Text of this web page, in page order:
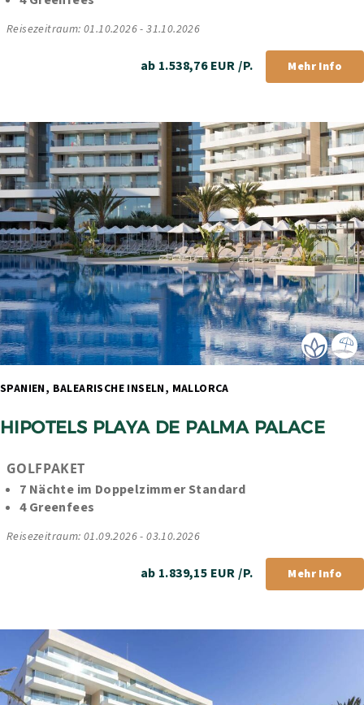
Reisezeitraum: 01.10.2026 - 31.10.2026
ab 1.538,76 EUR /P. Mehr Info
HIPOTELS PLAYA DE PALMA PALACE
GOLFPAKET
7 Nächte im Doppelzimmer Standard
4 Greenfees
Reisezeitraum: 01.09.2026 - 03.10.2026
ab 1.839,15 EUR /P. Mehr Info